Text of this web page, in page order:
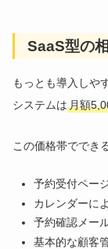
SaaS型の
もっとも導入しや
システムは月額
この価格帯ででき
予約受付ペー
カレンダーに
予約確認メー
基本的な顧客